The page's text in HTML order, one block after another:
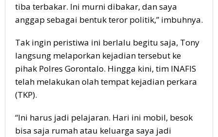
tiba terbakar. Ini murni dibakar, dan saya
anggap sebagai bentuk teror politik,” imbuhnya.
Tak ingin peristiwa ini berlalu begitu saja, Tony
langsung melaporkan kejadian tersebut ke
pihak Polres Gorontalo. Hingga kini, tim INAFIS
telah melakukan olah tempat kejadian perkara
(TKP).
“Ini harus jadi pelajaran. Hari ini mobil, besok
bisa saja rumah atau keluarga saya jadi